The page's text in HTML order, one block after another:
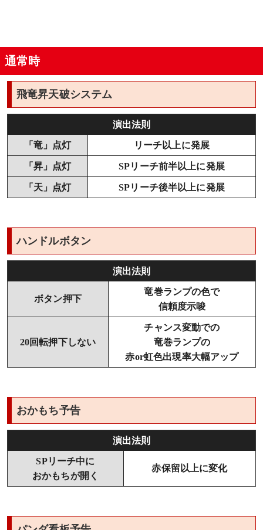
通常時
飛竜昇天破システム
演出法則
「竜」点灯 リーチ以上に発展
「昇」点灯 SPリーチ前半以上に発展
「天」点灯 SPリーチ後半以上に発展
ハンドルボタン
演出法則
ボタン押下
竜巻ランプの色で
信頼度示唆
20回転押下しない
チャンス変動での
竜巻ランプの
赤or虹色出現率大幅アップ
おかもち予告
演出法則
SPリーチ中に
おかもちが開く
赤保留以上に変化